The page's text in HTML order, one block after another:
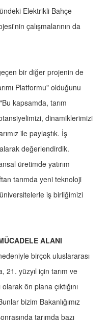
Elektrikli Bahçe
çalışmalarının da
bir diğer projenin de
Platformu" olduğunu
kapsamda, tarım
dinamiklerimizi
ile paylaştık. İş
değerlendirdik.
üretimde yatırım
tarımda yeni teknoloji
üniversitelerle iş birliğimizi
ALANI
birçok uluslararası
21. yüzyıl için tarım ve
ön plana çıktığını
bizim Bakanlığımız
tarımda bazı